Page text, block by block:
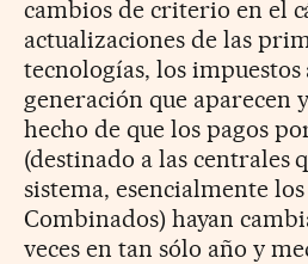
cambios de criterio en el
actualizaciones de las
tecnologías, los
generación que aparecen
hecho de que los pagos
(destinado a las centrales
sistema, esencialmente
Combinados) hayan
veces en tan sólo año y